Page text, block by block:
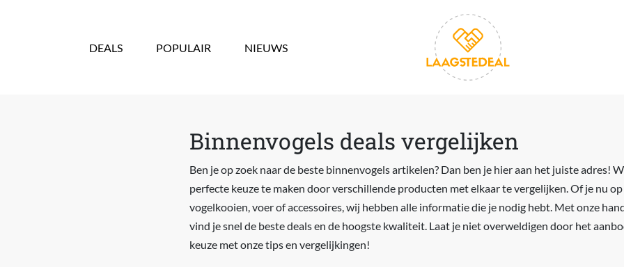
DEALS POPULAIR NIEUWS
Binnenvogels deals vergelijken
Ben je op zoek naar de beste binnenvogels artikelen? Dan ben je hier aan het juiste adres!
perfecte keuze te maken door verschillende producten met elkaar te vergelijken. Of je nu
vogelkooien, voer of accessoires, wij hebben alle informatie die je nodig hebt. Met onze
vind je snel de beste deals en de hoogste kwaliteit. Laat je niet overweldigen door het
keuze met onze tips en vergelijkingen!